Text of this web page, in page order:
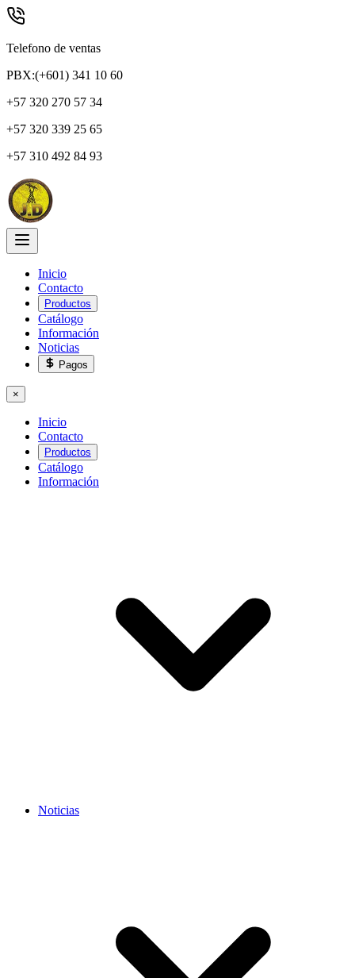
Telefono de ventas
PBX:(+601) 341 10 60
+57 320 270 57 34
+57 320 339 25 65
+57 310 492 84 93
Inicio
Contacto
Productos
Catálogo
Información
Noticias
Pagos
×
Inicio
Contacto
Productos
Catálogo
Información
Noticias